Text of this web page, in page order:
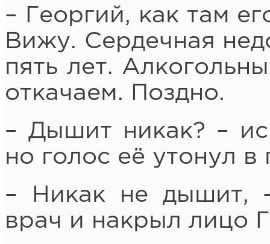
– Георгий, как там
Вижу. Сердечная
пять лет.
откачаем. Поздно.
– Дышит никак? –
но голос её утонул в
– Никак не дышит,
врач и накрыл лицо